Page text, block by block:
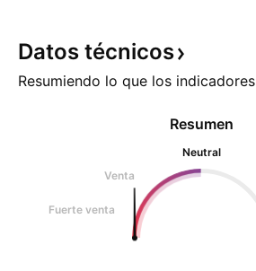
Datos técnicos
Resumiendo lo que los indicadores
Resumen
Neutral
Venta
Fuerte venta